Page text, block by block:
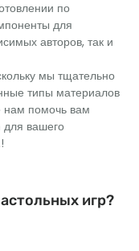
по
для
авторов, так и
мы тщательно
типы материалов
нам помочь вам
для вашего
игр?